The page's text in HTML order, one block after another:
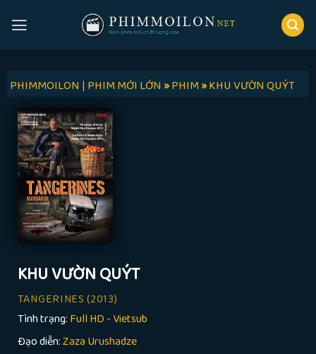
PHIMMOILON | PHIM MỚI LỚN»PHIM»KHU VƯỜN QUÝT
KHU VƯỜN QUÝT
TANGERINES (2013)
Tình trạng: Full HD - Vietsub
Đạo diễn:Zaza Urushadze